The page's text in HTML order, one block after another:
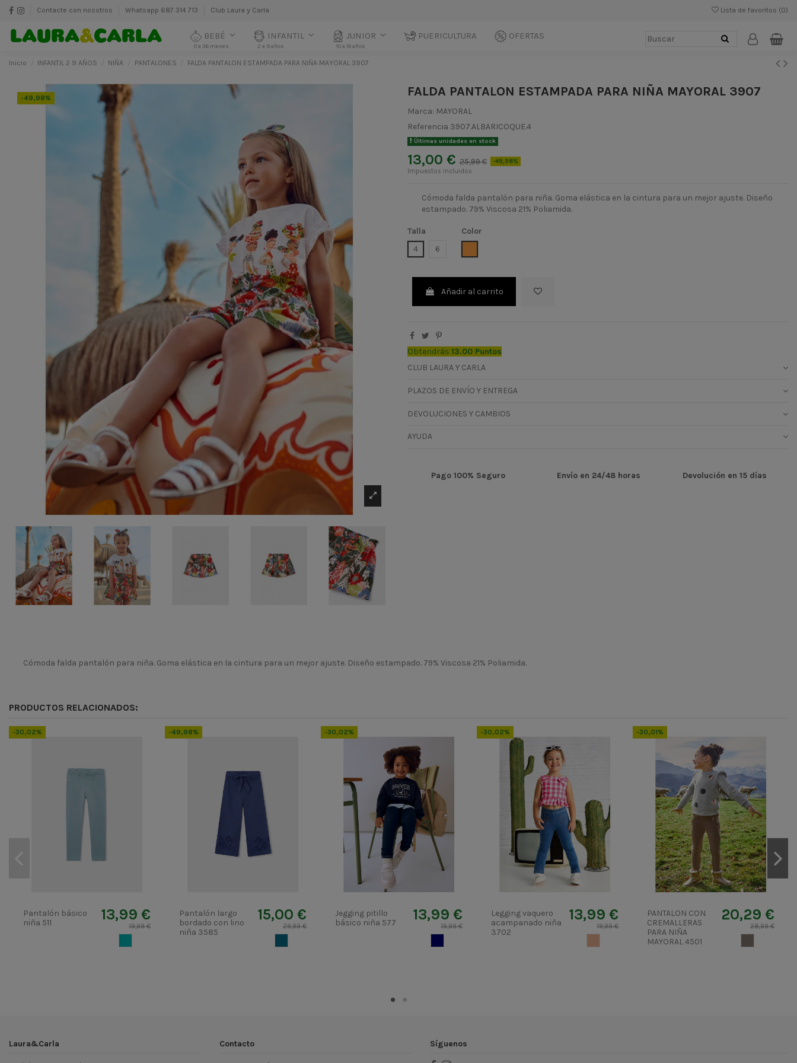
Contacte con nosotros Whatsapp 687 314 713 Club Laura y Carla Lista de favoritos (0)
BEBÉ
0 a 36 meses
INFANTIL
2 a 9 años
JUNIOR
10 a 18 años
PUERICULTURA OFERTAS
Inicio INFANTIL 2 9 AÑOS NIÑA PANTALONES FALDA PANTALON ESTAMPADA PARA NIÑA MAYORAL 3907
-49,98% FALDA PANTALON ESTAMPADA PARA NIÑA MAYORAL 3907
Marca: MAYORAL
Referencia 3907.ALBARICOQUE.4
Últimas unidades en stock
13,00 € 25,99 €
-49,98%
Impuestos incluidos
Cómoda falda pantalón para niña. Goma elástica en la cintura para un mejor ajuste. Diseño
estampado. 79% Viscosa 21% Poliamida.
Talla
4
6
Color
Añadir al carrito
Obtendrás 13.00 Puntos
CLUB LAURA Y CARLA
PLAZOS DE ENVÍO Y ENTREGA
DEVOLUCIONES Y CAMBIOS
AYUDA
Pago 100% Seguro Envío en 24/48 horas Devolución en 15 días
Cómoda falda pantalón para niña. Goma elástica en la cintura para un mejor ajuste. Diseño estampado. 79% Viscosa 21% Poliamida.
Codigo
ean13 8445445708685
PRODUCTOS RELACIONADOS:
-30,02%
Pantalón básico
niña 511
13,99 €
19,99 €
-49,98%
Pantalón largo
bordado con lino
niña 3585
15,00 €
29,99 €
-30,02%
Jegging pitillo
básico niña 577
13,99 €
19,99 €
-30,02%
Legging vaquero
acampanado niña
3702
13,99 €
19,99 €
-30,01%
PANTALON CON
CREMALLERAS
PARA NIÑA
MAYORAL 4501
20,29 €
28,99 €
Laura&Carla Contacto Síguenos